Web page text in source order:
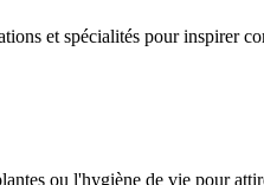
et spécialités pour inspirer
ou l'hygiène de vie pour